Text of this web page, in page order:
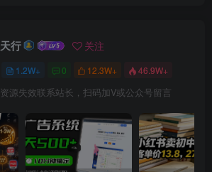
天行 关注
1.2W+ 0 12.3W+ 46.9W+
资源失效联系站长，扫码加V或公众号留言